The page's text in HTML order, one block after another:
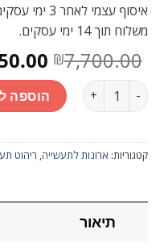
איסוף עצמי לאחר 3 ימי עסקים מיום ההזמנה.בתאום מראש
משלוח תוך 14 ימי עסקים.
₪7,700.00
היה: כמות הוספה
קטגוריות: ארונות לתעשייה, ריהוט
תיאור